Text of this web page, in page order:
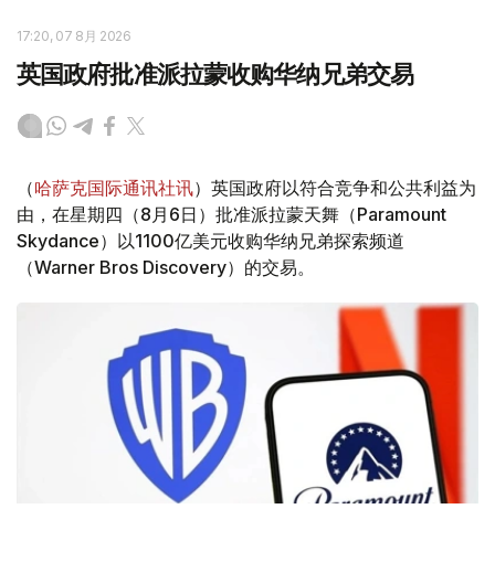
17:20, 07 8月 2026
英国政府批准派拉蒙收购华纳兄弟交易
（哈萨克国际通讯社讯）英国政府以符合竞争和公共利益为
由，在星期四（8月6日）批准派拉蒙天舞（Paramount
Skydance）以1100亿美元收购华纳兄弟探索频道
（Warner Bros Discovery）的交易。